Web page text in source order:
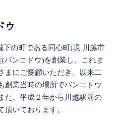
ウ
下の町である同心町(現 川越市
バンコドウ)を創業し、これま
まにご愛顧いただき、以来二
創業当時の場所でバンコドウ
た、平成２年から川越駅前の
頂いております。